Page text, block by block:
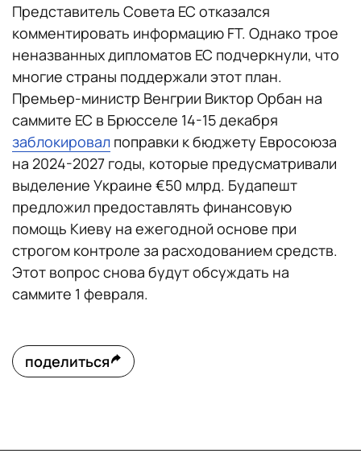
Представитель Совета ЕС отказался
комментировать информацию FT. Однако трое
неназванных дипломатов ЕС подчеркнули, что
многие страны поддержали этот план.
Премьер-министр Венгрии Виктор Орбан на
саммите ЕС в Брюсселе 14-15 декабря
заблокировал поправки к бюджету Евросоюза
на 2024-2027 годы, которые предусматривали
выделение Украине €50 млрд. Будапешт
предложил предоставлять финансовую
помощь Киеву на ежегодной основе при
строгом контроле за расходованием средств.
Этот вопрос снова будут обсуждать на
саммите 1 февраля.
поделиться